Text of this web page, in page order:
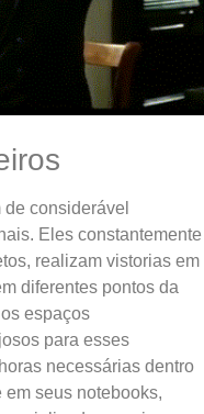
considerável
Eles constantemente
realizam vistorias em
diferentes pontos da
espaços
para esses
necessárias dentro
seus notebooks,